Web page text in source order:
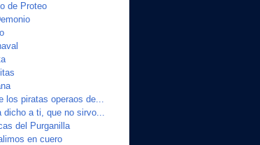
de Proteo
los piratas operaos de...
dicho a ti, que no sirvo...
del Purganilla
en cuero